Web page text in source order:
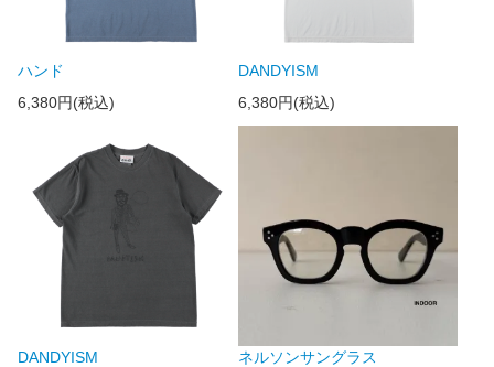
ハンド
6,380円(税込)
DANDYISM
6,380円(税込)
DANDYISM
ネルソンサングラス